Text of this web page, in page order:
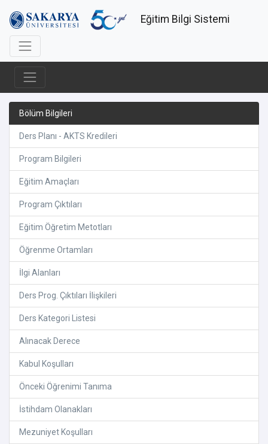
Eğitim Bilgi Sistemi
Bölüm Bilgileri
Ders Planı - AKTS Kredileri
Program Bilgileri
Eğitim Amaçları
Program Çıktıları
Eğitim Öğretim Metotları
Öğrenme Ortamları
İlgi Alanları
Ders Prog. Çıktıları İlişkileri
Ders Kategori Listesi
Alınacak Derece
Kabul Koşulları
Önceki Öğrenimi Tanıma
İstihdam Olanakları
Mezuniyet Koşulları